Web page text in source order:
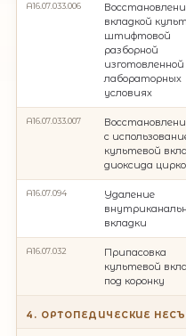
A16.07.033.006
вкладкой
штифтовой
разборной
изготовленной
лабораторных
условиях
A16.07.033.007
с
культевой
диоксида
A16.07.094
Удаление
вкладки
А16.07.032
Припасовка
культевой
под коронку
4. ОРТОПЕДИЧЕСКИЕ